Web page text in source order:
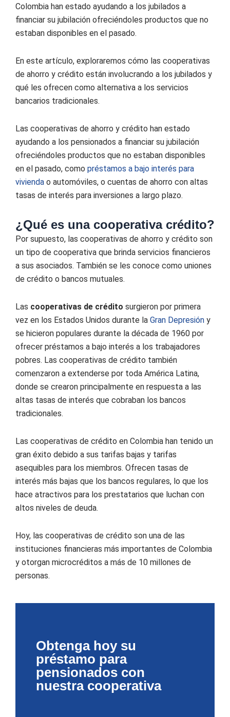
Colombia han estado ayudando a los jubilados a
financiar su jubilación ofreciéndoles productos que no
estaban disponibles en el pasado.
En este artículo, exploraremos cómo las cooperativas
de ahorro y crédito están involucrando a los jubilados y
qué les ofrecen como alternativa a los servicios
bancarios tradicionales.
Las cooperativas de ahorro y crédito han estado
ayudando a los pensionados a financiar su jubilación
ofreciéndoles productos que no estaban disponibles
en el pasado, como préstamos a bajo interés para
vivienda o automóviles, o cuentas de ahorro con altas
tasas de interés para inversiones a largo plazo.
¿Qué es una cooperativa crédito?
Por supuesto, las cooperativas de ahorro y crédito son
un tipo de cooperativa que brinda servicios financieros
a sus asociados. También se les conoce como uniones
de crédito o bancos mutuales.
Las cooperativas de crédito surgieron por primera
vez en los Estados Unidos durante la Gran Depresión y
se hicieron populares durante la década de 1960 por
ofrecer préstamos a bajo interés a los trabajadores
pobres. Las cooperativas de crédito también
comenzaron a extenderse por toda América Latina,
donde se crearon principalmente en respuesta a las
altas tasas de interés que cobraban los bancos
tradicionales.
Las cooperativas de crédito en Colombia han tenido un
gran éxito debido a sus tarifas bajas y tarifas
asequibles para los miembros. Ofrecen tasas de
interés más bajas que los bancos regulares, lo que los
hace atractivos para los prestatarios que luchan con
altos niveles de deuda.
Hoy, las cooperativas de crédito son una de las
instituciones financieras más importantes de Colombia
y otorgan microcréditos a más de 10 millones de
personas.
Obtenga hoy su
préstamo para
pensionados con
nuestra cooperativa